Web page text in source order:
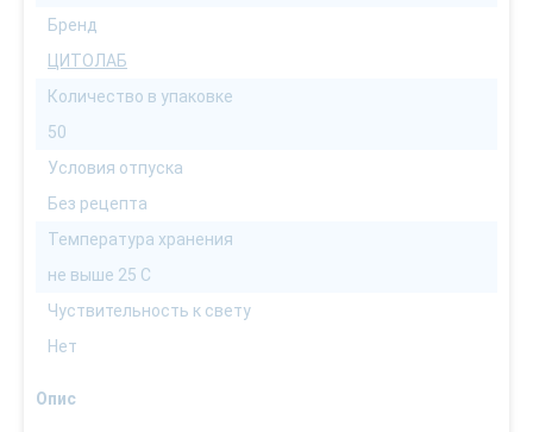
Бренд
ЦИТОЛАБ
Количество в упаковке
50
Условия отпуска
Без рецепта
Температура хранения
не выше 25 С
Чуствительность к свету
Нет
Опис